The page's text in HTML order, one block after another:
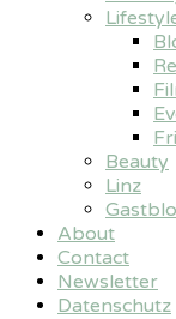
Beauty
Linz
About
Contact
Newsletter
Datenschutz